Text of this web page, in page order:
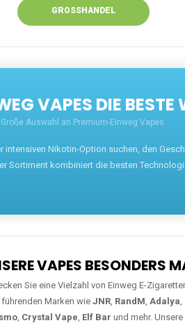
GROSSHANDEL
VAPES DIE BESTE
Große Auswahl an Premium-Einweg Vapes.
Nikotin-Option suchen, den
Sortiment kombiniert die besten
VAPES BESONDERS
Sie eine Vielzahl von Einweg E-
Marken wieJNR, RandM, Adalya,
, Crystal Vape, Elf Bar und mehr. Unsere